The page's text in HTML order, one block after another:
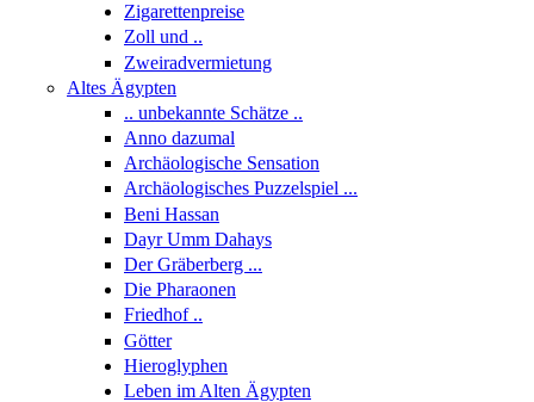
Zigarettenpreise
Zoll und ..
Zweiradvermietung
Altes Ägypten
.. unbekannte Schätze ..
Anno dazumal
Archäologische Sensation
Archäologisches Puzzelspiel ...
Beni Hassan
Dayr Umm Dahays
Der Gräberberg ...
Die Pharaonen
Friedhof ..
Götter
Hieroglyphen
Leben im Alten Ägypten